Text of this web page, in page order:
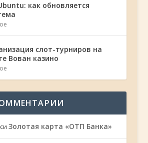
как обновляется
слот-турниров на
Вован казино
Золотая карта «ОТП Банка»